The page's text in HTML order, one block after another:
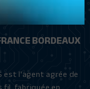
BORDEAUX
est l'agent agrée de